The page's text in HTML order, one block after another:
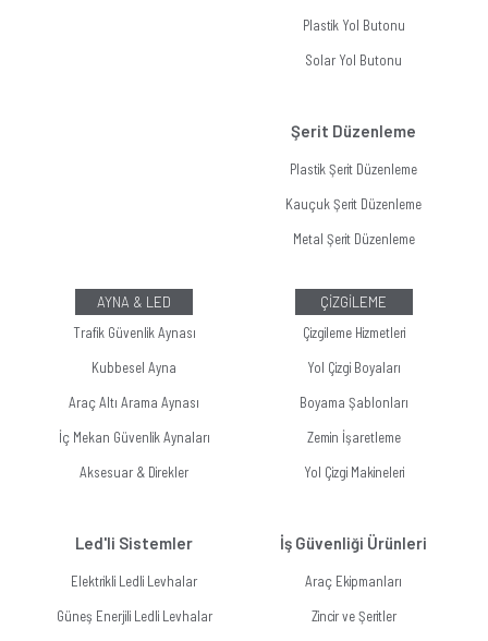
Plastik Yol Butonu
Solar Yol Butonu
Şerit Düzenleme
Plastik Şerit Düzenleme
Kauçuk Şerit Düzenleme
Metal Şerit Düzenleme
AYNA & LED
Trafik Güvenlik Aynası
Kubbesel Ayna
Araç Altı Arama Aynası
İç Mekan Güvenlik Aynaları
Aksesuar & Direkler
Led'li Sistemler
Elektrikli Ledli Levhalar
Güneş Enerjili Ledli Levhalar
ÇİZGİLEME
Çizgileme Hizmetleri
Yol Çizgi Boyaları
Boyama Şablonları
Zemin İşaretleme
Yol Çizgi Makineleri
İş Güvenliği Ürünleri
Araç Ekipmanları
Zincir ve Şeritler